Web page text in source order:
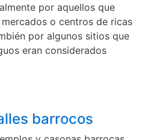
por aquellos que
o centros de ricas
por algunos sitios que
eran considerados
barrocos